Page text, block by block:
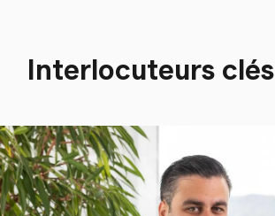
Interlocuteurs clés